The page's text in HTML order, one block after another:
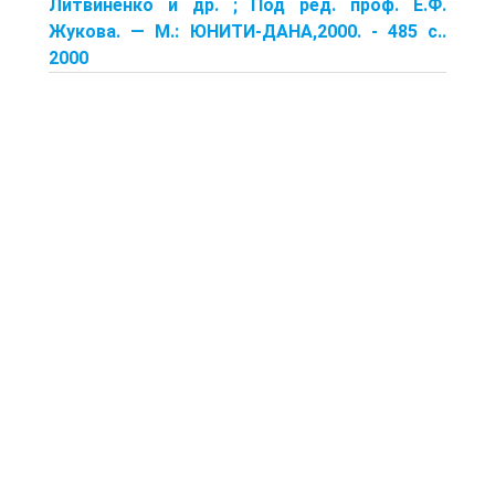
Литвиненко и др. ; Под ред. проф. Е.Ф.
Жукова. — М.: ЮНИТИ-ДАНА,2000. - 485 с..
2000